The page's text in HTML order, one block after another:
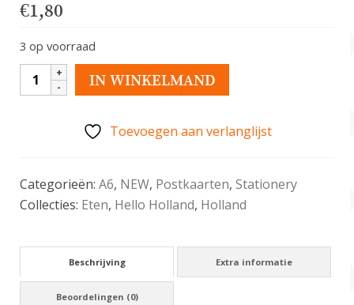
€1,80
3 op voorraad
Hollandse
postkaart
stroopwafel
IN WINKELMAND
Toevoegen aan verlanglijst
Categorieën: A6, NEW, Postkaarten, Stationery
Collecties: Eten, Hello Holland, Holland
Beschrijving Extra informatie
Beoordelingen (0)